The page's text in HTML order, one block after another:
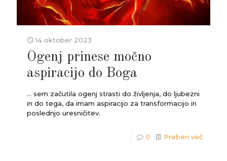
14 oktober 2023
Ogenj prinese močno
aspiracijo do Boga
... sem začutila ogenj strasti do življenja, do ljubezni
in do tega, da imam aspiracijo za transformacijo in
poslednjo uresničitev.
0 Preberi več